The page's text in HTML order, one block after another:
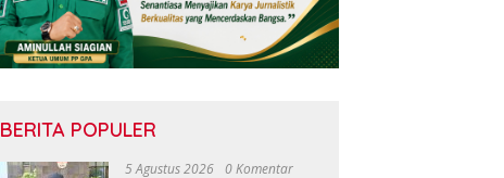
BERITA POPULER
5 Agustus 2026 0 Komentar